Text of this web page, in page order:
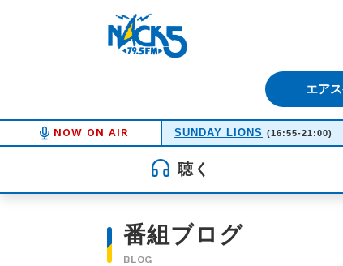
エア
NOW ON AIR SUNDAY LIONS (16:55-21:00)
聴く
番組ブログ
BLOG